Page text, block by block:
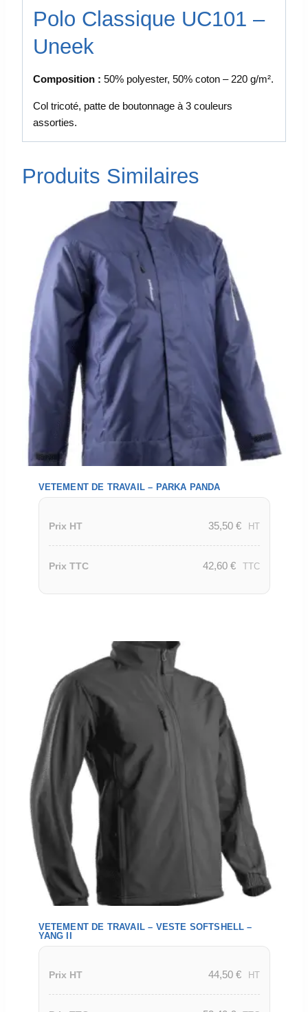
Polo Classique UC101 –
Uneek
Composition : 50% polyester, 50% coton – 220 g/m².
Col tricoté, patte de boutonnage à 3 couleurs
assorties.
Produits Similaires
VETEMENT DE TRAVAIL – PARKA PANDA
Prix HT 35,50 € HT
Prix TTC 42,60 € TTC
VETEMENT DE TRAVAIL – VESTE SOFTSHELL –
YANG II
Prix HT 44,50 € HT